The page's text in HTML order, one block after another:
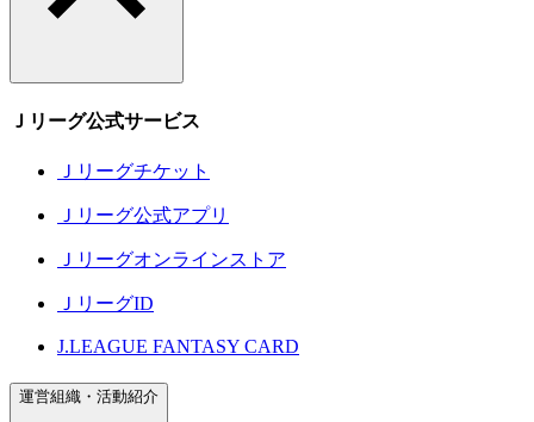
Ｊリーグ公式サービス
Ｊリーグチケット
Ｊリーグ公式アプリ
Ｊリーグオンラインストア
ＪリーグID
J.LEAGUE FANTASY CARD
運営組織・活動紹介